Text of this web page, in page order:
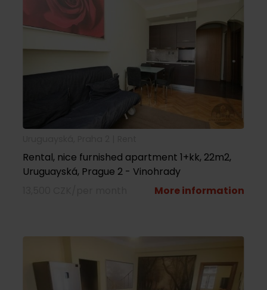
Rental, nice furnished apartment 1+kk, 22m2,
Uruguayská, Prague 2 - Vinohrady
More information